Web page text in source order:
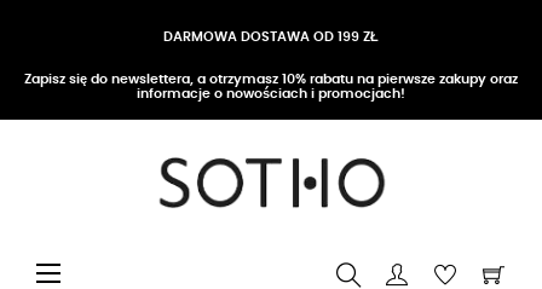
DARMOWA DOSTAWA OD 199 ZŁ
Zapisz się do newslettera, a otrzymasz 10% rabatu na pierwsze zakupy oraz
informacje o nowościach i promocjach!
Przełącz nawigację
☰